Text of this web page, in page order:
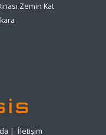
Zemin Kat
| İletişim